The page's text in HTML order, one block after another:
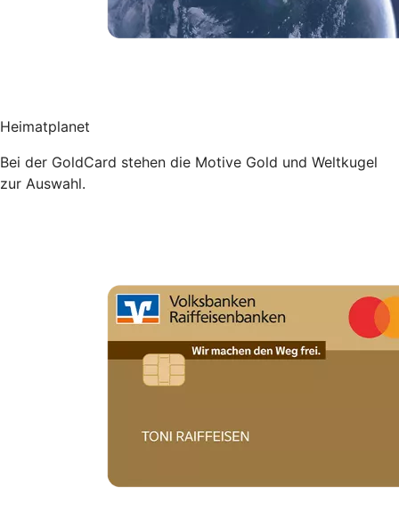
Heimatplanet
Bei der GoldCard stehen die Motive Gold und Weltkugel
zur Auswahl.